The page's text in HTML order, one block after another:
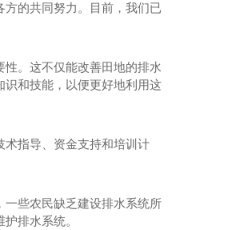
的共同努力。目前，我们已
。这不仅能改善田地的排水
和技能，以便更好地利用这
术指导、资金支持和培训计
些农民缺乏建设排水系统所
排水系统。